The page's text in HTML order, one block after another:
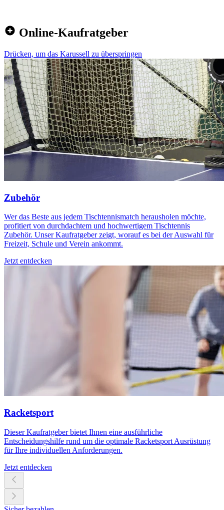
Online-Kaufratgeber
Drücken, um das Karussell zu überspringen
Zubehör
Wer das Beste aus jedem Tischtennismatch herausholen möchte,
profitiert von durchdachtem und hochwertigem Tischtennis
Zubehör. Unser Kaufratgeber zeigt, worauf es bei der Auswahl für
Freizeit, Schule und Verein ankommt.
Jetzt entdecken
Racketsport
Dieser Kaufratgeber bietet Ihnen eine ausführliche
Entscheidungshilfe rund um die optimale Racketsport Ausrüstung
für Ihre individuellen Anforderungen.
Jetzt entdecken